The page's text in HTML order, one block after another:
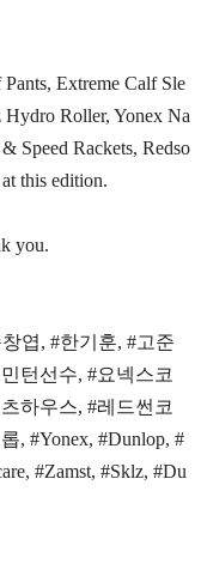
Extreme Calf Sle
Hydro Roller, Yonex Na
Speed Rackets, Redso
this edition.
you.
엽, #한기훈, #고준
턴선수, #요넥스코
하우스, #레드썬코
, #Yonex, #Dunlop, #
#Zamst, #Sklz, #Du